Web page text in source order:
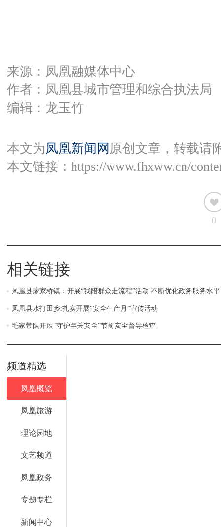
来源：凤凰融媒体中心
作者：凤凰县城市管理和综合执法局
编辑：龙玉竹
本文为凤凰新闻网 原创文章，转载请
本文链接： https://www.fhxww.cn/
0
相关链接
凤凰县廖家桥镇：开展“我陪群众走流程”活动 不断优化政务服务水平
凤凰县水打田乡:扎实开展“安全生产月”宣传活动
毛家带队开展“守护年关安全”节前安全督导检查
频道精选
凤凰概览
凤凰旅游
理论园地
文艺频道
凤凰政务
专题专栏
新闻中心